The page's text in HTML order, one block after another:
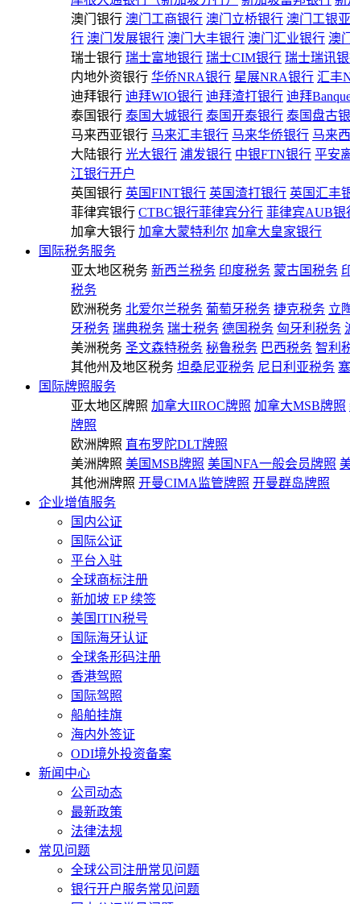
澳门银行 澳门工商银行 澳门立桥银行 澳门工银
行 澳门发展银行 澳门大丰银行 澳门汇业银行 澳
瑞士银行 瑞士富地银行 瑞士CIM银行 瑞士瑞讯
内地外资银行 华侨NRA银行 星展NRA银行 汇丰
迪拜银行 迪拜WIO银行 迪拜渣打银行 迪拜
泰国银行 泰国大城银行 泰国开泰银行 泰国盘古
马来西亚银行 马来汇丰银行 马来华侨银行 马来
大陆银行 光大银行 浦发银行 中银FTN银行 平安
江银行开户
英国银行 英国FINT银行 英国渣打银行 英国汇丰
菲律宾银行 CTBC银行菲律宾分行 菲律宾AUB银
加拿大银行 加拿大蒙特利尔 加拿大皇家银行
国际税务服务
亚太地区税务 新西兰税务 印度税务 蒙古国税务
税务
欧洲税务 北爱尔兰税务 葡萄牙税务 捷克税务 立
牙税务 瑞典税务 瑞士税务 德国税务 匈牙利税务
美洲税务 圣文森特税务 秘鲁税务 巴西税务 智利
其他州及地区税务 坦桑尼亚税务 尼日利亚税务
国际牌照服务
亚太地区牌照 加拿大IIROC牌照 加拿大MSB牌照
牌照
欧洲牌照 直布罗陀DLT牌照
美洲牌照 美国MSB牌照 美国NFA一般会员牌照
其他洲牌照 开曼CIMA监管牌照 开曼群岛牌照
企业增值服务
国内公证
国际公证
平台入驻
全球商标注册
新加坡 EP 续签
美国ITIN税号
国际海牙认证
全球条形码注册
香港驾照
国际驾照
船舶挂旗
海内外签证
ODI境外投资备案
新闻中心
公司动态
最新政策
法律法规
常见问题
全球公司注册常见问题
银行开户服务常见问题